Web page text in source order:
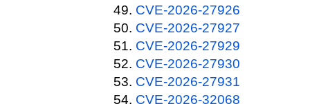
CVE-2026-27926
CVE-2026-27927
CVE-2026-27929
CVE-2026-27930
CVE-2026-27931
CVE-2026-32068